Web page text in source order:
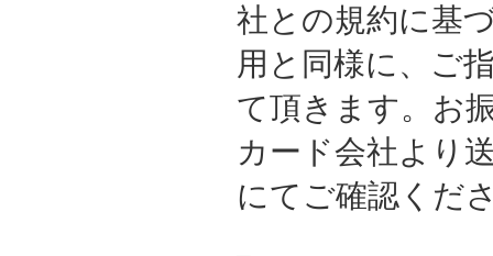
社との規約に基
用と同様に、ご
て頂きます。お
カード会社より
にてご確認くだ